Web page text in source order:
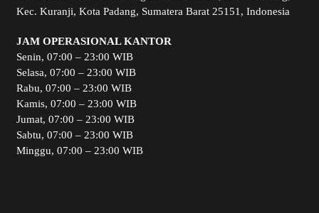
Kec. Kuranji, Kota Padang, Sumatera Barat 25151, Indonesia
JAM OPERASIONAL KANTOR
Senin, 07:00 – 23:00 WIB
Selasa, 07:00 – 23:00 WIB
Rabu, 07:00 – 23:00 WIB
Kamis, 07:00 – 23:00 WIB
Jumat, 07:00 – 23:00 WIB
Sabtu, 07:00 – 23:00 WIB
Minggu, 07:00 – 23:00 WIB